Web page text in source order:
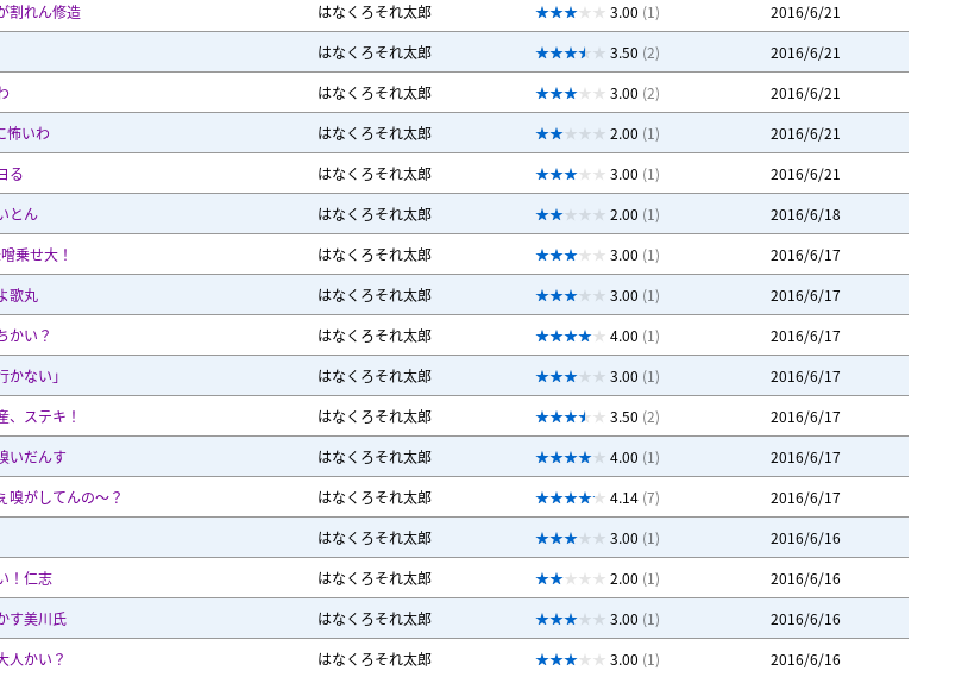
割れん修造 はなくろそれ太郎 3.00 (1)
2016/6/21
はなくろそれ太郎 3.50 (2)
2016/6/21
はなくろそれ太郎 3.00 (2)
2016/6/21
怖いわ はなくろそれ太郎 2.00 (1)
2016/6/21
る はなくろそれ太郎 3.00 (1)
2016/6/21
とん はなくろそれ太郎 2.00 (1)
2016/6/18
乗せ大！ はなくろそれ太郎 3.00 (1)
2016/6/17
歌丸 はなくろそれ太郎 3.00 (1)
2016/6/17
かい？ はなくろそれ太郎 4.00 (1)
2016/6/17
ない」 はなくろそれ太郎 3.00 (1)
2016/6/17
、ステキ！ はなくろそれ太郎 3.50 (2)
2016/6/17
いだんす はなくろそれ太郎 4.00 (1)
2016/6/17
嗅がしてんの～？ はなくろそれ太郎 4.14 (7)
2016/6/17
はなくろそれ太郎 3.00 (1)
2016/6/16
！仁志 はなくろそれ太郎 2.00 (1)
2016/6/16
す美川氏 はなくろそれ太郎 3.00 (1)
2016/6/16
人かい？ はなくろそれ太郎 3.00 (1)
2016/6/16